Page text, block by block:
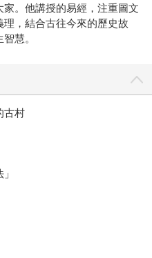
。他講授的易經，注重圖文
，結合古往今來的歷史故
慧。
古村